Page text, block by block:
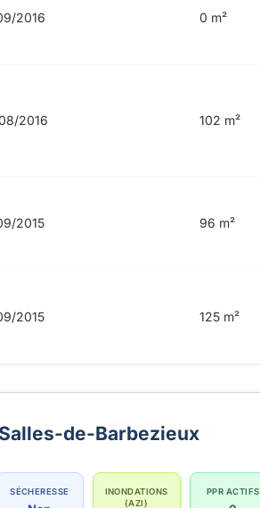
2016 0 m²
2016 102 m²
2015 96 m²
2015 125 m²
de-Barbezieux
SÉCHERESSE
INONDATIONS
(AZI)
PPR ACTIFS